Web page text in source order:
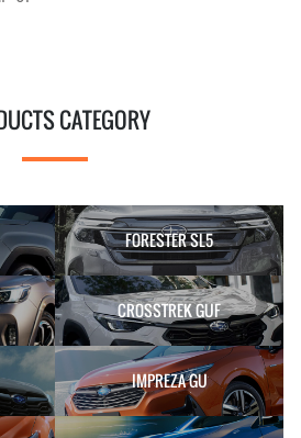
CATEGORY
FORESTER SL5
CROSSTREK GUF
IMPREZA GU